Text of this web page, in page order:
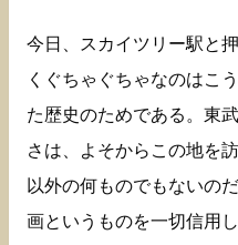
今日、スカイツリー駅と
くぐちゃぐちゃなのはこ
た歴史のためである。東
さは、よそからこの地を
以外の何ものでもないの
画というものを一切信用